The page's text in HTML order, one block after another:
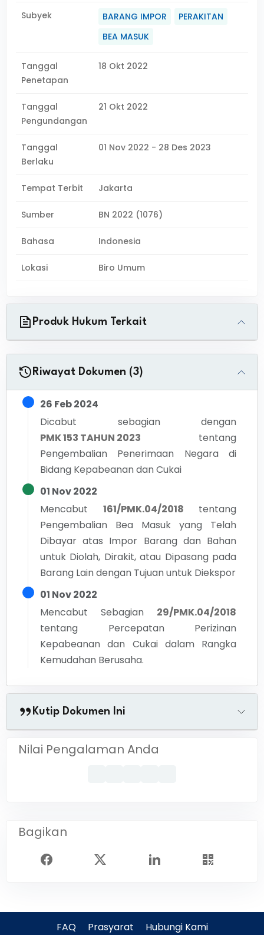
Subyek BARANG IMPOR
PERAKITAN
BEA MASUK
Tanggal
Penetapan
18 Okt 2022
Tanggal
Pengundangan
21 Okt 2022
Tanggal
Berlaku
01 Nov 2022 - 28 Des 2023
Tempat Terbit Jakarta
Sumber BN 2022 (1076)
Bahasa Indonesia
Lokasi Biro Umum
Produk Hukum Terkait
Riwayat Dokumen (3)
26 Feb 2024
Dicabut sebagian dengan
PMK 153 TAHUN 2023
tentang
Pengembalian Penerimaan Negara di
Bidang Kepabeanan dan Cukai
01 Nov 2022
Mencabut
161/PMK.04/2018
tentang
Pengembalian Bea Masuk yang Telah
Dibayar atas Impor Barang dan Bahan
untuk Diolah, Dirakit, atau Dipasang pada
Barang Lain dengan Tujuan untuk Diekspor
01 Nov 2022
Mencabut Sebagian 29/PMK.04/2018
tentang Percepatan Perizinan
Kepabeanan dan Cukai dalam Rangka
Kemudahan Berusaha.
Kutip Dokumen Ini
Nilai Pengalaman Anda
Bagikan
FAQ Prasyarat Hubungi Kami